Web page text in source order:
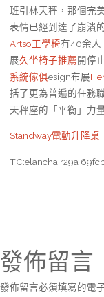
班引林天秤，那個完
表情已經到達了崩潰
Artso工學椅有40余人
展久坐椅子推薦開停
系統傢俱esign布展
括了更為普遍的任務
天秤座的「平衡」力
Standway電動升降桌
TC:elanchair29a
發佈留言
發佈留言必須填寫的電